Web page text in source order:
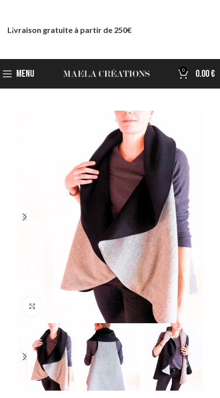
MENU 0 0.00€
Livraison gratuite à partir de 250€